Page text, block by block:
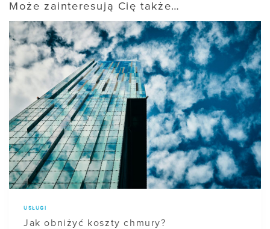
Może zainteresują Cię także…
USŁUGI
Jak obniżyć koszty chmury?